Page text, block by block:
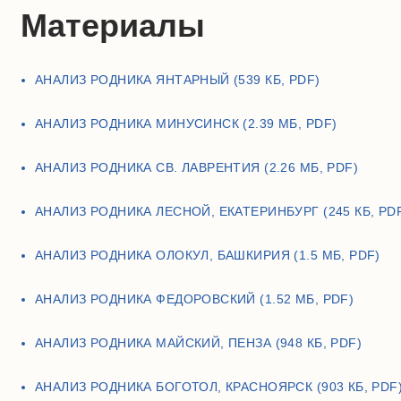
Материалы
АНАЛИЗ РОДНИКА ЯНТАРНЫЙ (539 КБ, PDF)
АНАЛИЗ РОДНИКА МИНУСИНСК (2.39 МБ, PDF)
АНАЛИЗ РОДНИКА СВ. ЛАВРЕНТИЯ (2.26 МБ, PDF)
АНАЛИЗ РОДНИКА ЛЕСНОЙ, ЕКАТЕРИНБУРГ (245 КБ,
АНАЛИЗ РОДНИКА ОЛОКУЛ, БАШКИРИЯ (1.5 МБ, PDF)
АНАЛИЗ РОДНИКА ФЕДОРОВСКИЙ (1.52 МБ, PDF)
АНАЛИЗ РОДНИКА МАЙСКИЙ, ПЕНЗА (948 КБ, PDF)
АНАЛИЗ РОДНИКА БОГОТОЛ, КРАСНОЯРСК (903 КБ,